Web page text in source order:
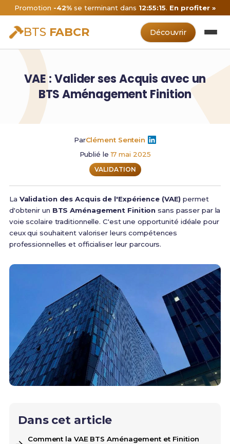
Promotion -42% se terminant dans 12:55:15. En profiter »
BTS FABCR Découvrir
VAE : Valider ses Acquis avec un
BTS Aménagement Finition
ParClément Sentein
Publié le17 mai 2025
VALIDATION
La Validation des Acquis de l'Expérience (VAE) permet
d'obtenir un BTS Aménagement Finition sans passer par la
voie scolaire traditionnelle. C'est une opportunité idéale pour
ceux qui souhaitent valoriser leurs compétences
professionnelles et officialiser leur parcours.
Dans cet article
Comment la VAE BTS Aménagement et Finition